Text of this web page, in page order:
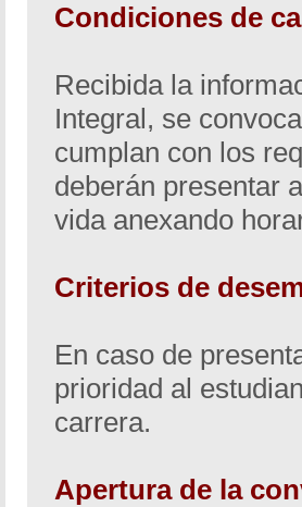
Condiciones de
Recibida la
Integral, se
cumplan con los
deberán presentar
vida anexando
Criterios de
En caso de
prioridad al
carrera.
Apertura de la